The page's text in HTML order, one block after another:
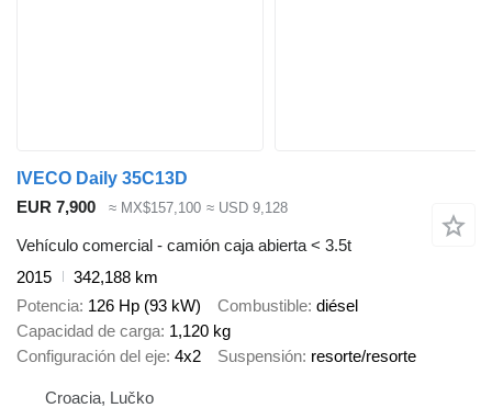
IVECO Daily 35C13D
EUR 7,900
≈ MX$157,100 ≈ USD 9,128
Vehículo comercial - camión caja abierta < 3.5t
2015
342,188 km
Potencia 126 Hp (93 kW) Combustible diésel
Capacidad de carga 1,120 kg
Configuración del eje 4x2 Suspensión resorte/resorte
Croacia, Lučko